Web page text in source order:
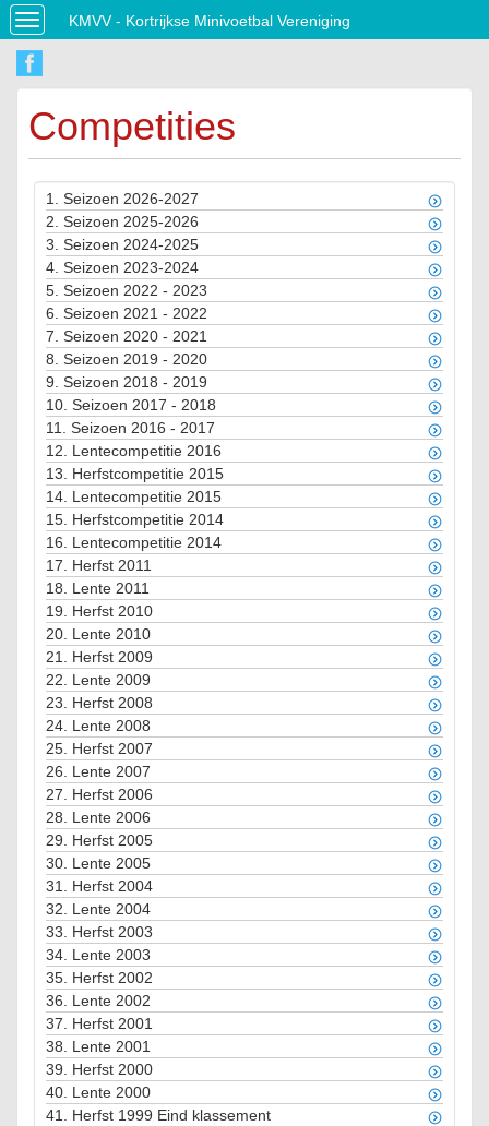
Toggle
navigation
KMVV - Kortrijkse Minivoetbal Vereniging
Competities
1. Seizoen 2026-2027
2. Seizoen 2025-2026
3. Seizoen 2024-2025
4. Seizoen 2023-2024
5. Seizoen 2022 - 2023
6. Seizoen 2021 - 2022
7. Seizoen 2020 - 2021
8. Seizoen 2019 - 2020
9. Seizoen 2018 - 2019
10. Seizoen 2017 - 2018
11. Seizoen 2016 - 2017
12. Lentecompetitie 2016
13. Herfstcompetitie 2015
14. Lentecompetitie 2015
15. Herfstcompetitie 2014
16. Lentecompetitie 2014
17. Herfst 2011
18. Lente 2011
19. Herfst 2010
20. Lente 2010
21. Herfst 2009
22. Lente 2009
23. Herfst 2008
24. Lente 2008
25. Herfst 2007
26. Lente 2007
27. Herfst 2006
28. Lente 2006
29. Herfst 2005
30. Lente 2005
31. Herfst 2004
32. Lente 2004
33. Herfst 2003
34. Lente 2003
35. Herfst 2002
36. Lente 2002
37. Herfst 2001
38. Lente 2001
39. Herfst 2000
40. Lente 2000
41. Herfst 1999 Eind klassement